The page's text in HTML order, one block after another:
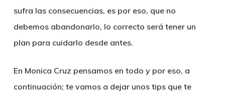
sufra las consecuencias, es por eso, que no
debemos abandonarlo, lo correcto será tener un
plan para cuidarlo desde antes.
En Monica Cruz pensamos en todo y por eso, a
continuación; te vamos a dejar unos tips que te